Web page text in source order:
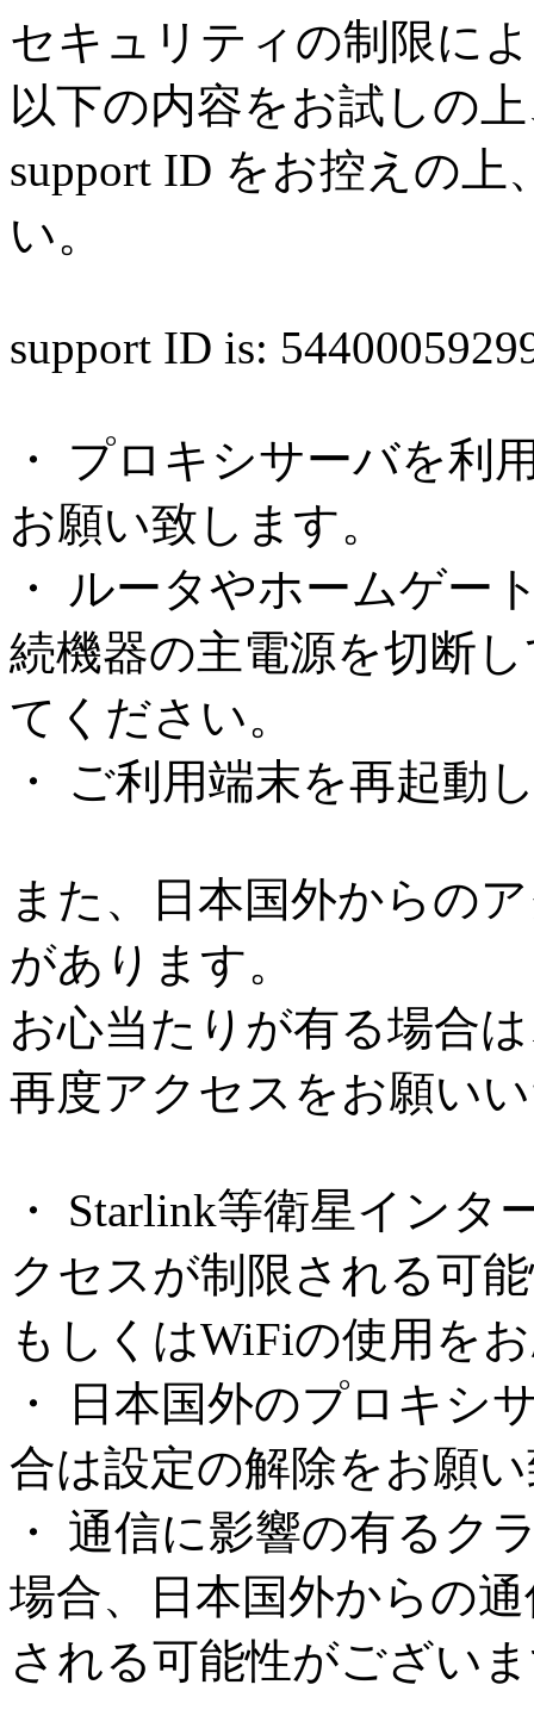
セキュリティの制限に
以下の内容をお試しの
support ID をお控えの
い。
support ID is:
・ プロキシサーバを利
お願い致します。
・ ルータやホームゲー
続機器の主電源を切断
てください。
・ ご利用端末を再起動
また、日本国外からの
があります。
お心当たりが有る場合
再度アクセスをお願い
・ Starlink等衛星イン
クセスが制限される可
もしくはWiFiの使用を
・ 日本国外のプロキシ
合は設定の解除をお願
・ 通信に影響の有るク
場合、日本国外からの
される可能性がござい